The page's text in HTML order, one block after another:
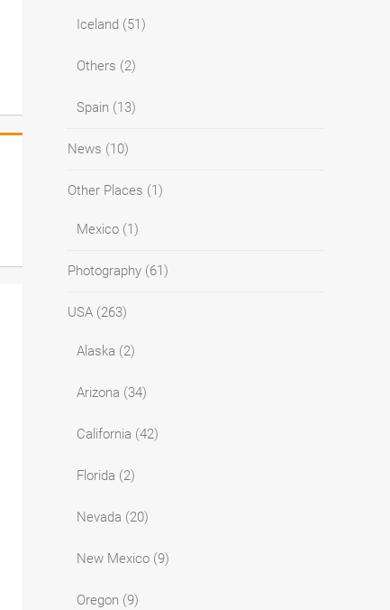
Iceland (51)
Others (2)
Spain (13)
News (10)
Other Places (1)
Mexico (1)
Photography (61)
USA (263)
Alaska (2)
Arizona (34)
California (42)
Florida (2)
Nevada (20)
New Mexico (9)
Oregon (9)